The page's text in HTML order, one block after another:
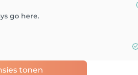
go here.
tonen